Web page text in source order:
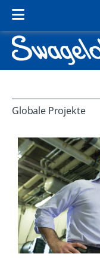
Globale Projekte